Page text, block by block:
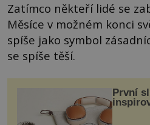
Zatímco někteří lidé se
Měsíce v možném konci
spíše jako symbol
se spíše těší.
První